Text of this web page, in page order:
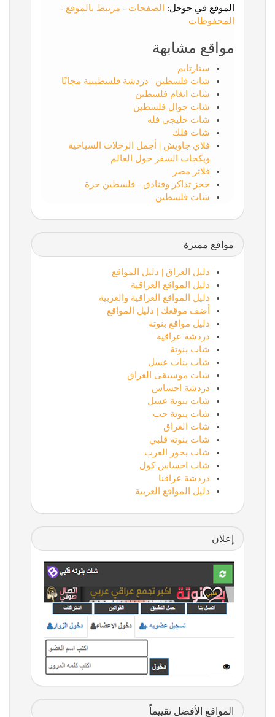
الموقع في جوجل: الصفحات - مرتبط بالموقع -
المحفوظات
مواقع مشابهة
ستارتايم
شات فلسطين | دردشة فلسطينية مجانًا
شات انغام فلسطين
شات جوال فلسطين
شات خليجي فله
شات فلك
فلاي جاويش | أجمل الرحلات السياحية
وبكجات السفر حول العالم
فلاتر مصر
حجز تذاكر وفنادق - فلسطين حرة
شات فلسطين
مواقع مميزة
دليل العراق | دليل المواقع
دليل المواقع العراقية
دليل المواقع العراقية والعربية
أضف موقعك | دليل المواقع
دليل مواقع بنوتة
دردشة عراقية
شات بنوتة
شات بنات عسل
شات موسيقى العراق
دردشة احساس
شات بنوتة عسل
شات بنوتة حب
شات العراق
شات بنوتة قلبي
شات بحور العرب
شات احساس كول
دردشة عراقنا
دليل المواقع العربية
إعلان
المواقع الأفضل تقييماً